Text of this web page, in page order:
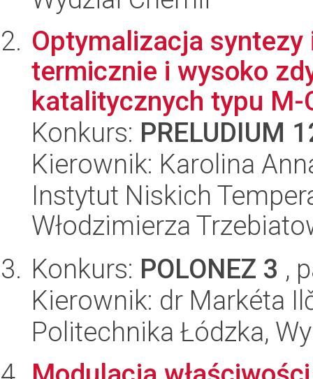
Optymalizacja
termicznie i wysoko
katalitycznych typu M-
Konkurs: PRELUDIUM
Kierownik: Karolina
Instytut Niskich
Włodzimierza
Konkurs: POLONEZ 3 ,
Kierownik: dr Markéta
Politechnika Łódzka,